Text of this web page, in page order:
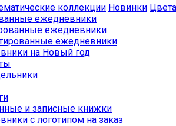
коллекции Новинки Цвета
ежедневники
ежедневники
ежедневники
на Новый год
и записные книжки
с логотипом на заказ